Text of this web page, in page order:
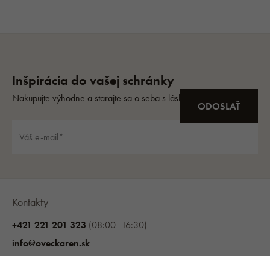
Kontakty
+421 221 201 323 (08:00–16:30)
info@oveckaren.sk